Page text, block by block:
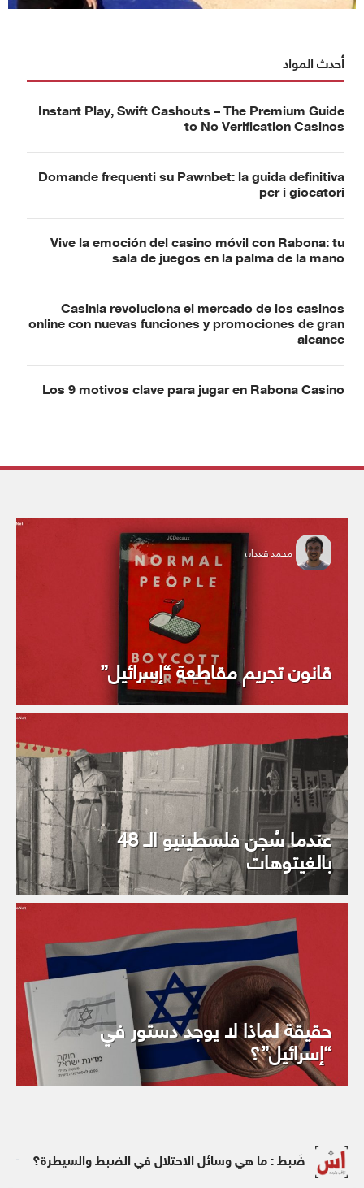
أحدث المواد
Instant Play, Swift Cashouts – The Premium Guide
to No Verification Casinos
Domande frequenti su Pawnbet: la guida definitiva
per i giocatori
Vive la emoción del casino móvil con Rabona: tu
sala de juegos en la palma de la mano
Casinia revoluciona el mercado de los casinos
online con nuevas funciones y promociones de gran
alcance
Los 9 motivos clave para jugar en Rabona Casino
محمد قعدان
قانون تجريم مقاطعة “إسرائيل”
عندما سُجن فلسطينيو الـ 48
بالغيتوهات
حقيقة لماذا لا يوجد دستور في
“إسرائيل”؟
ضَبط : ما هي وسائل الاحتلال في الضبط والسيطرة؟